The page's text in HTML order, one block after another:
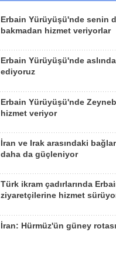
Erbain Yürüyüşü'nde senin
bakmadan hizmet veriyorlar
Erbain Yürüyüşü'nde aslında
ediyoruz
Erbain Yürüyüşü'nde
hizmet veriyor
İran ve Irak arasındaki
daha da güçleniyor
Türk ikram çadırlarında
ziyaretçilerine hizmet
İran: Hürmüz'ün güney